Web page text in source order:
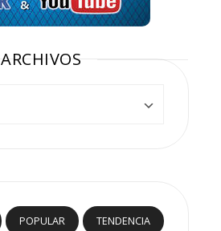
ARCHIVOS
POPULAR TENDENCIA